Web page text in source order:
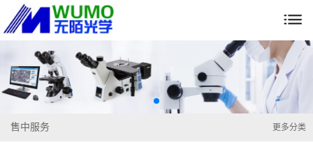

更多分类
售中服务